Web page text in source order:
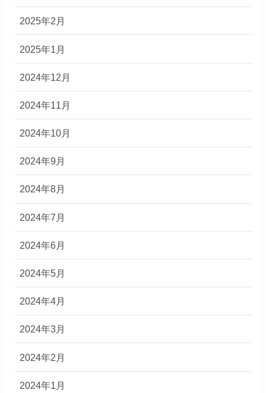
2025年2月
2025年1月
2024年12月
2024年11月
2024年10月
2024年9月
2024年8月
2024年7月
2024年6月
2024年5月
2024年4月
2024年3月
2024年2月
2024年1月